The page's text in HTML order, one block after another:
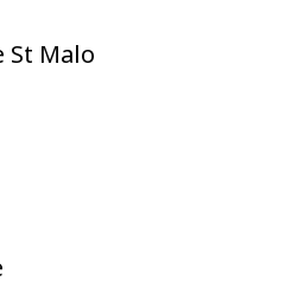
St Malo